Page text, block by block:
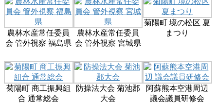
農林水産常任委員
会 管外視察 福島県
農林水産常任委員
会 管外視察 宮城県
菊陽町 境の松区 夏
まつり
菊陽町 商工振興組
合 通常総会
防操法大会 菊池郡
大会
阿蘇熊本空港周辺
議会議員研修会